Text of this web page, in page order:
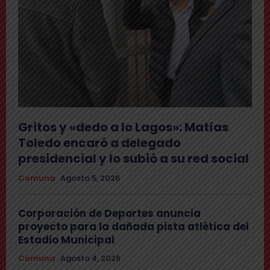
Gritos y «dedo a lo Lagos»: Matías
Toledo encaró a delegado
presidencial y lo subió a su red social
Comuna Agosto 5, 2026
Corporación de Deportes anuncia
proyecto para la dañada pista atlética del
Estadio Municipal
Comuna Agosto 4, 2026